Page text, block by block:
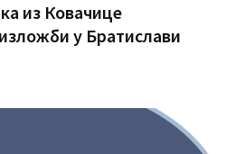
из Ковачице
у Братислави